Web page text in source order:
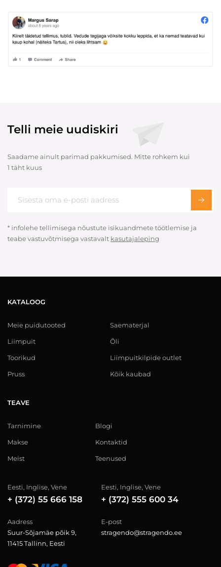
Telli meie uudiskiri
Saadame ainult parimad pakkumised. Mitte rohkem kui
1 täht kuus
* infolehe tellimisega nõustute isikuandmete töötlemise ja
teabe vastuvõtmisega vastavalt kasutajaleping
KATALOOG
Meie puidutooted
Liimpuit
Toorikud
Pruss
Saematerjal
Õli
Liimpuitkilpide outlet
Kõik kaubad
TEAVE
Tarnimine
Makse
Meist
Blogi
Kontaktid
Teenused
Eesti, Inglise, Vene
+ (372) 55 666 158
Eesti, Inglise, Vene
+ (372) 555 600 34
Aadress
Suur-Sõjamäe põik 9,
11415 Tallinn, Eesti
E-post
stragendo@stragendo.ee